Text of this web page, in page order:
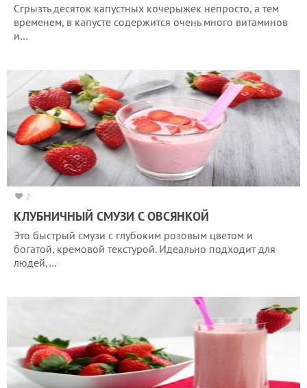
Сгрызть десяток капустных кочерыжек непросто, а тем
временем, в капусте содержится очень много витаминов
и…
2
КЛУБНИЧНЫЙ СМУЗИ С ОВСЯНКОЙ
Это быстрый смузи с глубоким розовым цветом и
богатой, кремовой текстурой. Идеально подходит для
людей,…